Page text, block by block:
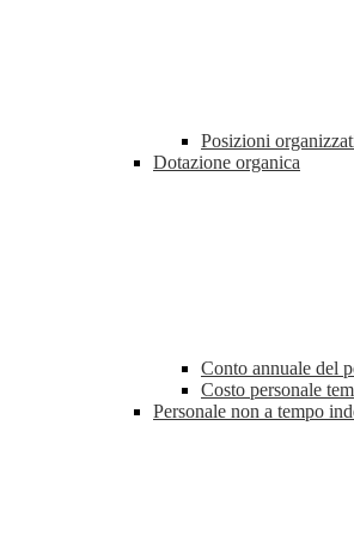
Posizioni
Dotazione organica
Conto annuale del
Costo personale
Personale non a tempo